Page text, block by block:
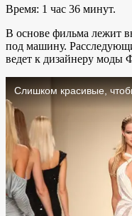
Время: 1 час 36 минут.
В основе фильма лежит
под машину.
ведет к дизайнеру моды